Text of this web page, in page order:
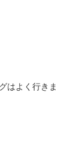
はよく行きま